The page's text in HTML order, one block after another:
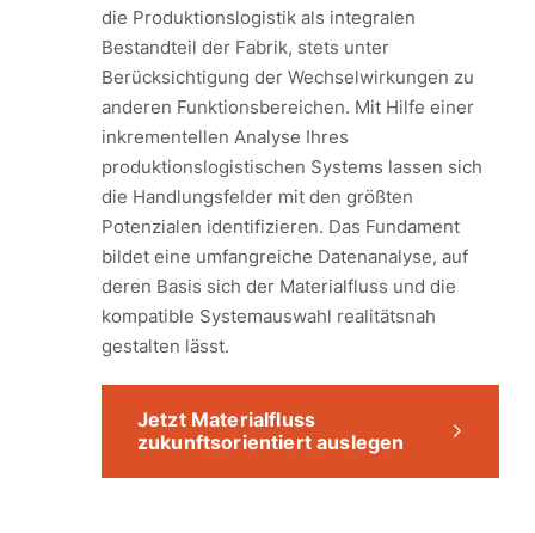
die Produktionslogistik als integralen
Bestandteil der Fabrik, stets unter
Berücksichtigung der Wechselwirkungen zu
anderen Funktionsbereichen. Mit Hilfe einer
inkrementellen Analyse Ihres
produktionslogistischen Systems lassen sich
die Handlungsfelder mit den größten
Potenzialen identifizieren. Das Fundament
bildet eine umfangreiche Datenanalyse, auf
deren Basis sich der Materialfluss und die
kompatible Systemauswahl realitätsnah
gestalten lässt.
Jetzt Materialfluss
zukunftsorientiert auslegen